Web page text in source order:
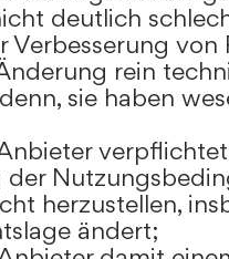
deutlich
Verbesserung
rein
sie haben
verpflichtet
der
herzustellen,
ändert;